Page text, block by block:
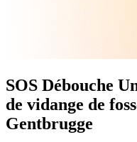
SOS Débouche
de vidange de
Gentbrugge